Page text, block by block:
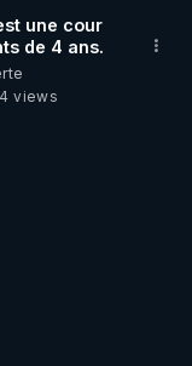
tiré une
sans nos
n'est
vers les
une cour
de 4 ans.
views